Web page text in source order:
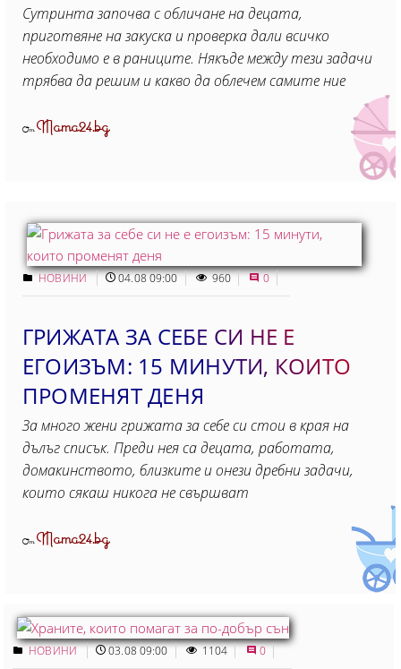
Сутринта започва с обличане на децата,
приготвяне на закуска и проверка дали всичко
необходимо е в раниците. Някъде между тези задачи
трябва да решим и какво да облечем самите ние
ОтMama24.bg
НОВИНИ 04.08 09:00 960 0
ГРИЖАТА ЗА СЕБЕ СИ НЕ Е
ЕГОИЗЪМ: 15 МИНУТИ, КОИТO
ПРОМЕНЯТ ДЕНЯ
За много жени грижата за себе си стои в края на
дълъг списък. Преди нея са децата, работата,
домакинството, близките и онези дребни задачи,
които сякаш никога не свършват
ОтMama24.bg
НОВИНИ 03.08 09:00 1104 0